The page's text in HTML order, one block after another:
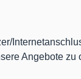
Angebote